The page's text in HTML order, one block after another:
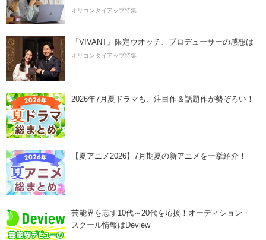
オリコンタイアップ特集
『VIVANT』限定ウオッチ、プロデューサーの感想は
オリコンタイアップ特集
2026年7月夏ドラマも、注目作＆話題作が勢ぞろい！
【夏アニメ2026】7月期夏の新アニメを一挙紹介！
芸能界を志す10代～20代を応援！オーディション・
スクール情報はDeview